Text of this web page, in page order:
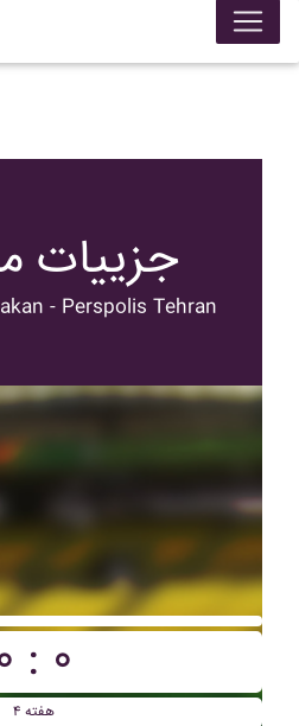
جزییات
- Perspolis Tehran
۰ :
هفته ۴